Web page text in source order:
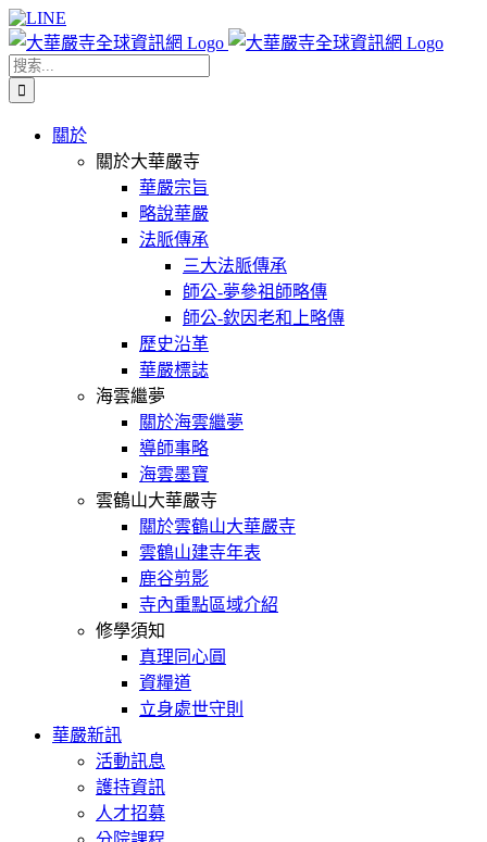
Skip
to
content
Facebook
X
WeChat
YouTube
LINE
搜
索
關於
關於大華嚴寺
華嚴宗旨
略說華嚴
法脈傳承
三大法脈傳承
師公-夢參祖師略傳
師公-欽因老和上略傳
歷史沿革
華嚴標誌
海雲繼夢
關於海雲繼夢
導師事略
海雲墨寶
雲鶴山大華嚴寺
關於雲鶴山大華嚴寺
雲鶴山建寺年表
鹿谷剪影
寺內重點區域介紹
修學須知
真理同心圓
資糧道
立身處世守則
華嚴新訊
活動訊息
護持資訊
人才招募